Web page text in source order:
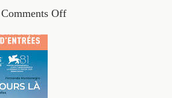
Comments Off